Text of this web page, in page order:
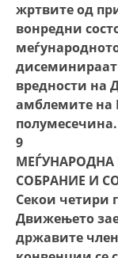
жртвите од
вонредни
вредности на
амблемите на
полумесечина.
9
МЕЃУНАРОДНА
СОБРАНИЕ И
Секои четири
Движењето
државите